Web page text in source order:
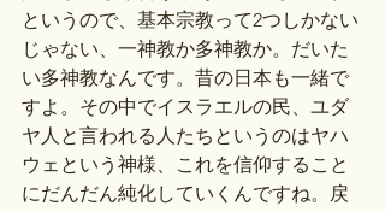
というので、基本宗教って2つしかない
じゃない、一神教か多神教か。だいた
い多神教なんです。昔の日本も一緒で
すよ。その中でイスラエルの民、ユダ
ヤ人と言われる人たちというのはヤハ
ウェという神様、これを信仰すること
にだんだん純化していくんですね。戻